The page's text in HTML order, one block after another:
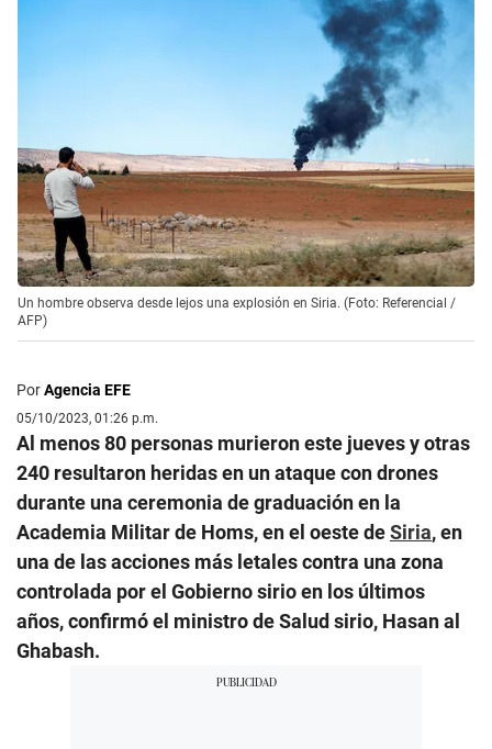
Un hombre observa desde lejos una explosión en Siria. (Foto: Referencial /
AFP)
PorAgencia EFE
05/10/2023, 01:26 p.m.
Al menos 80 personas murieron este jueves y otras
240 resultaron heridas en un ataque con drones
durante una ceremonia de graduación en la
Academia Militar de Homs, en el oeste deSiria, en
una de las acciones más letales contra una zona
controlada por el Gobierno sirio en los últimos
años, confirmó el ministro de Salud sirio, Hasan al
Ghabash.